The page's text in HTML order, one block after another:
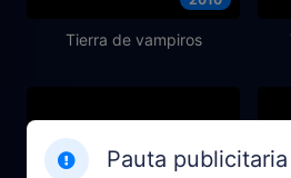
Tierra de vampiros
Pauta